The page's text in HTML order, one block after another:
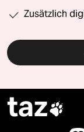
Zusätzlich
taz